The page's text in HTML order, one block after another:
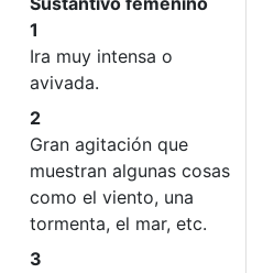
1
Ira muy intensa o
avivada.
2
Gran agitación que
muestran algunas cosas
como el viento, una
tormenta, el mar, etc.
3